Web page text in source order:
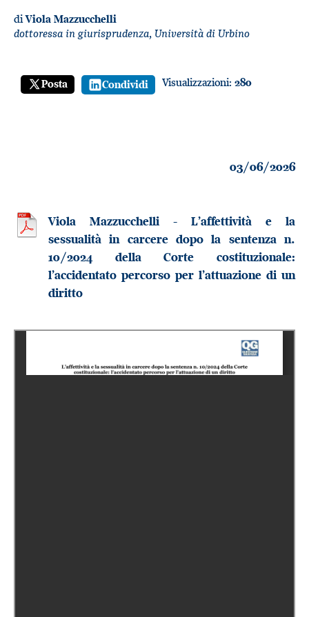
diViola Mazzucchelli
dottoressa in giurisprudenza, Università di Urbino
Posta Condividi Visualizzazioni: 280
03/06/2026
Viola Mazzucchelli - L’affettività e la
sessualità in carcere dopo la sentenza n.
10/2024 della Corte costituzionale:
l’accidentato percorso per l’attuazione di un
diritto